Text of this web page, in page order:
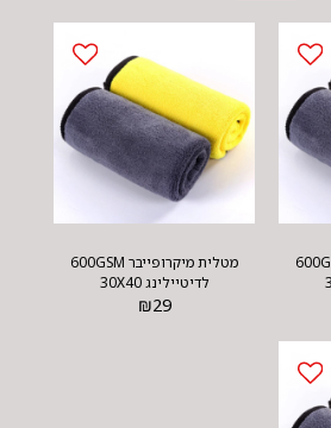
מטלית מיקרופייבר 600GSM
מטלית מיקרופייבר 600GSM
לדיטיילינג 30X40
₪29